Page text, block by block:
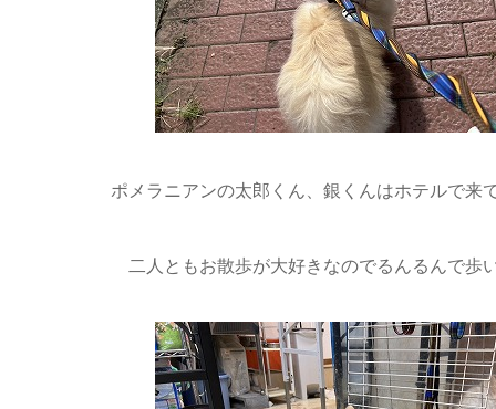
ポメラニアンの太郎くん、銀くんはホテルで来
二人ともお散歩が大好きなのでるんるんで歩